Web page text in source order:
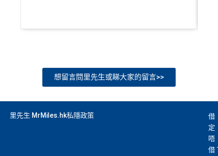
想留言問里先生或睇大家的留言>>
里先生 MrMiles.hk私隱政策
借
定
唔
借